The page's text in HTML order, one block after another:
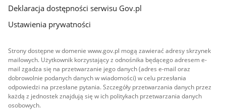
Deklaracja dostępności serwisu Gov.pl
Ustawienia prywatności
Strony dostępne w domenie www.gov.pl mogą zawierać adresy skrzynek
mailowych. Użytkownik korzystający z odnośnika będącego adresem e-
mail zgadza się na przetwarzanie jego danych (adres e-mail oraz
dobrowolnie podanych danych w wiadomości) w celu przesłania
odpowiedzi na przesłane pytania. Szczegóły przetwarzania danych przez
każdą z jednostek znajdują się w ich politykach przetwarzania danych
osobowych.